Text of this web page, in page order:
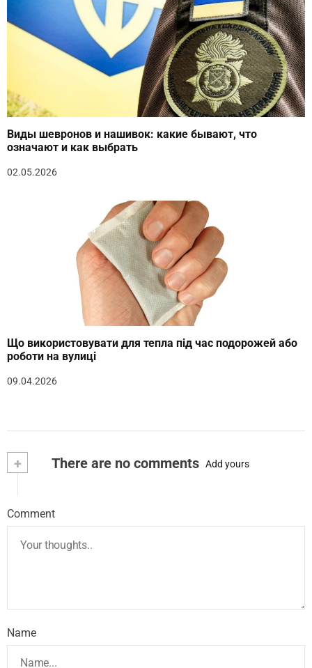
Виды шевронов и нашивок: какие бывают, что
означают и как выбрать
02.05.2026
Що використовувати для тепла під час подорожей або
роботи на вулиці
09.04.2026
+ There are no comments Add yours
Comment
Name